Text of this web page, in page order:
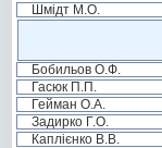
Шмідт М.О.
Бобильов О.Ф.
Гасюк П.П.
Гейман О.А.
Задирко Г.О.
Каплієнко В.В.